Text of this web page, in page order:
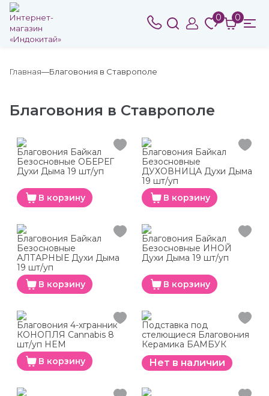
0 0
Главная Благовония в Ставрополе
Благовония в Ставрополе
Благовония Байкал
Безосновные ОБЕРЕГ
Духи Дыма 19 шт/уп
В корзину
Благовония Байкал
Безосновные
ДУХОВНИЦА Духи Дыма
19 шт/уп
В корзину
Благовония Байкал
Безосновные
АЛТАРНЫЕ Духи Дыма
19 шт/уп
В корзину
Благовония Байкал
Безосновные ИНОЙ
Духи Дыма 19 шт/уп
В корзину
Благовония 4-хгранник
КОНОПЛЯ Cannabis 8
шт/уп HEM
В корзину
Подставка под
стелющиеся Благовония
Керамика БАМБУК
Нет в наличии